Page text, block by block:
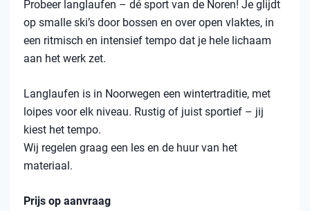
Probeer langlaufen – dé sport van de Noren! Je glijdt
op smalle ski’s door bossen en over open vlaktes, in
een ritmisch en intensief tempo dat je hele lichaam
aan het werk zet.
Langlaufen is in Noorwegen een wintertraditie, met
loipes voor elk niveau. Rustig of juist sportief – jij
kiest het tempo.
Wij regelen graag een les en de huur van het
materiaal.
Prijs op aanvraag